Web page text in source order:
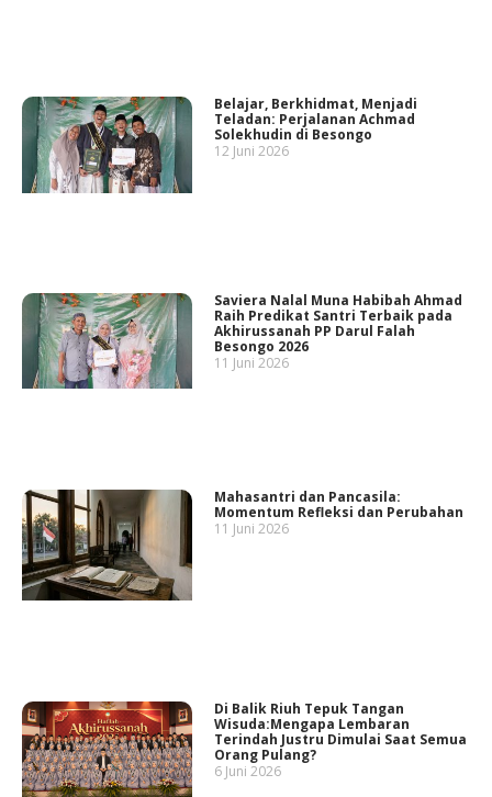
Belajar, Berkhidmat, Menjadi
Teladan: Perjalanan Achmad
Solekhudin di Besongo
12 Juni 2026
Saviera Nalal Muna Habibah Ahmad
Raih Predikat Santri Terbaik pada
Akhirussanah PP Darul Falah
Besongo 2026
11 Juni 2026
Mahasantri dan Pancasila:
Momentum Refleksi dan Perubahan
11 Juni 2026
Di Balik Riuh Tepuk Tangan
Wisuda:Mengapa Lembaran
Terindah Justru Dimulai Saat Semua
Orang Pulang?
6 Juni 2026